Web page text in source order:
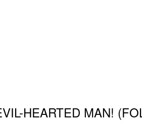
HEARTED MAN!